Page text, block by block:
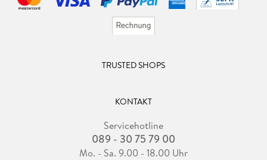
TRUSTED SHOPS
KONTAKT
Servicehotline
089 - 30 75 79 00
Mo. - Sa. 9.00 - 18.00 Uhr